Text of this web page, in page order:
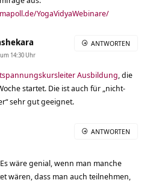
YogaVidyaWebinare/
14:30 Uhr
Ausbildung, die
startet. Die ist auch für „nicht-
sehr gut geeignet.
ANTWORTEN
wäre genial, wenn man manche
wären, dass man auch teilnehmen,
ANTWORTEN